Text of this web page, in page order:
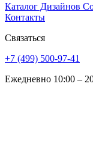
Каталог Дизайнов
Контакты
Связаться
+7 (499) 500-97-41
Ежедневно 10:00 –